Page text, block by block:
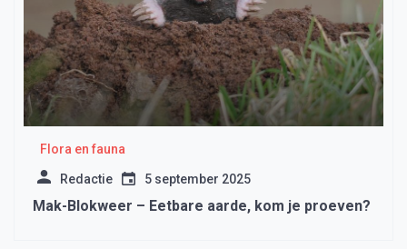
Flora en fauna
Redactie 5 september 2025
Mak-Blokweer – Eetbare aarde, kom je proeven?